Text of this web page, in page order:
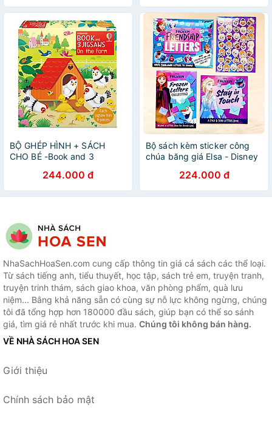
BỘ GHÉP HÌNH + SÁCH
CHO BÉ -Book and 3
244.000 đ
Bộ sách kèm sticker công
chúa băng giá Elsa - Disney
224.000 đ
NhaSachHoaSen.com cung cấp thông tin giá cả sách các thể loại.
Từ sách tiếng anh, tiểu thuyết, học tập, sách trẻ em, truyện tranh,
truyện trinh thám, sách giao khoa, văn phòng phẩm, quà lưu
niệm... Bằng khả năng sẵn có cùng sự nỗ lực không ngừng, chúng
tôi đã tổng hợp hơn 180000 đầu sách, giúp bạn có thể so sánh
giá, tìm giá rẻ nhất trước khi mua. Chúng tôi không bán hàng.
VỀ NHÀ SÁCH HOA SEN
Giới thiệu
Chính sách bảo mật